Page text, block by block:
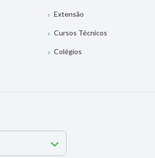
Extensão
Cursos Técnicos
Colégios